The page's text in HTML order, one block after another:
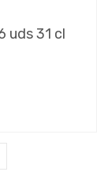
uds 31 cl